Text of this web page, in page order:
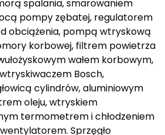
spalania, smarowaniem
pompy zębatej, regulatorem
obciążenia, pompą wtryskową
korbowej, filtrem powietrza
wałem korbowym,
Bosch,
cylindrów, aluminiowym
oleju, wtryskiem
termometrem i chłodzeniem
Sprzęgło